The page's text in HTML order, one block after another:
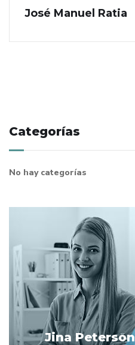
José Manuel Ratia
Categorías
No hay categorías
Jina Peterson